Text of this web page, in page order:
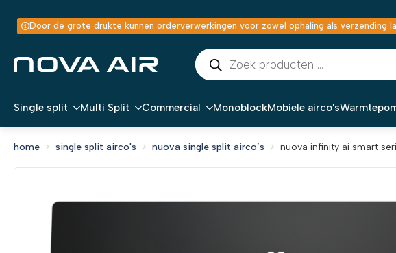
Door de grote drukte kunnen orderverwerkingen voor zowel ophaling als verzending
Producten
zoeken
Single split Multi Split Commercial MonoblockMobiele airco's
home single split airco's nuova single split airco’s nuova infinity ai smart